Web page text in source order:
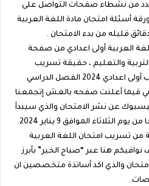
من نشطاء صفحات التواصل على
أسئلة امتحان مادة اللغة العربية
قليله من بدء الامتحان .
العربية أولى اعدادي من صفحة
والتعليم ، حقيقة تسريب
امتحان مادة اللغة العربية لطلاب أولى اعدادي 2024 الفصل الدراسي
قيما أعلنت صفحه بالغش إتجمعنا
عن نشر الامتحان والذي سيبدأ
الموافق 9 يناير 2024.
من تسريب امتحان اللغة العربية
الاعدادي 2024 سوف نوافيكم هنا عبر “صباح الخير” بأبرز
والذي اكد أساتذة متخصصين ان